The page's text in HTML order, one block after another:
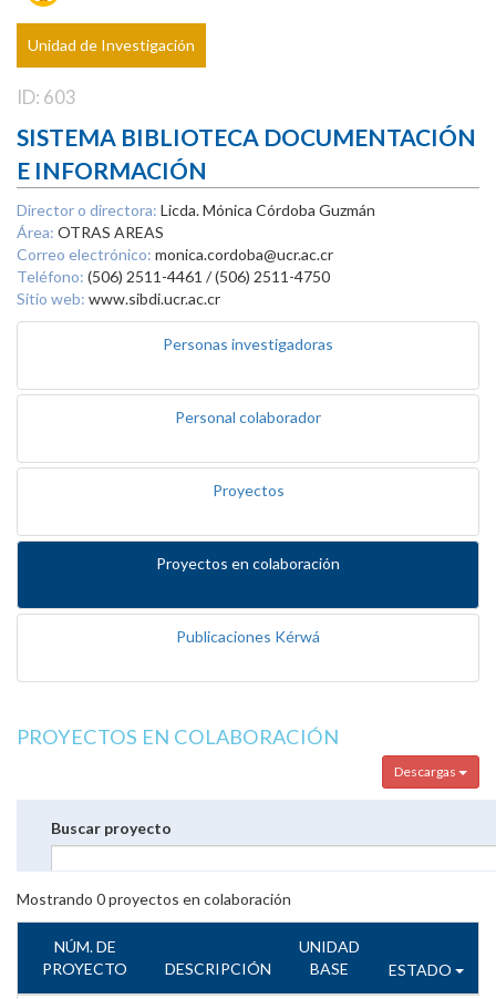
Unidad de Investigación
ID: 603
SISTEMA BIBLIOTECA DOCUMENTACIÓN
E INFORMACIÓN
Director o directora: Licda. Mónica Córdoba Guzmán
Área: OTRAS AREAS
Correo electrónico: monica.cordoba@ucr.ac.cr
Teléfono: (506) 2511-4461 / (506) 2511-4750
Sitio web: www.sibdi.ucr.ac.cr
Personas investigadoras
Personal colaborador
Proyectos
Proyectos en colaboración
Publicaciones Kérwá
PROYECTOS EN COLABORACIÓN
Descargas
Buscar proyecto
Mostrando 0proyectos en colaboración
NÚM. DE
PROYECTO
DESCRIPCIÓN
UNIDAD
BASE
ESTADO